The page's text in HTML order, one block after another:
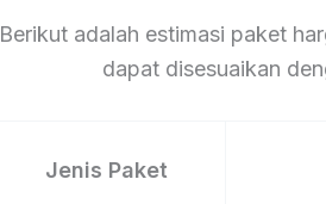
Berikut adalah estimasi paket
dapat disesuaikan
Jenis Paket